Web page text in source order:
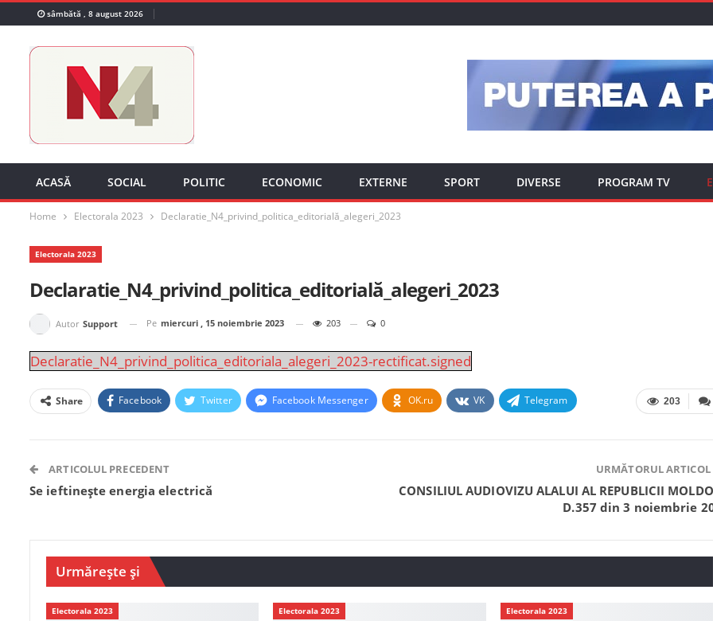
sâmbătă , 8 august 2026
ACASĂ SOCIAL POLITIC ECONOMIC EXTERNE SPORT DIVERSE PROGRAM TV
Home Electorala 2023 Declaratie_N4_privind_politica_editorială_alegeri_2023
Electorala 2023
Declaratie_N4_privind_politica_editorială_alegeri_2023
Autor Support Pe miercuri , 15 noiembrie 2023 203 0
Declaratie_N4_privind_politica_editoriala_alegeri_2023-rectificat.signed
203
Share Facebook Twitter Facebook Messenger OK.ru VK Telegram
ARTICOLUL PRECEDENT
Se ieftinește energia electrică
URMĂTORUL ARTICOL
CONSILIUL AUDIOVIZU ALALUI AL REPUBLICII
D.357 din 3 noiembrie
Urmărește și
Electorala 2023 Electorala 2023 Electorala 2023